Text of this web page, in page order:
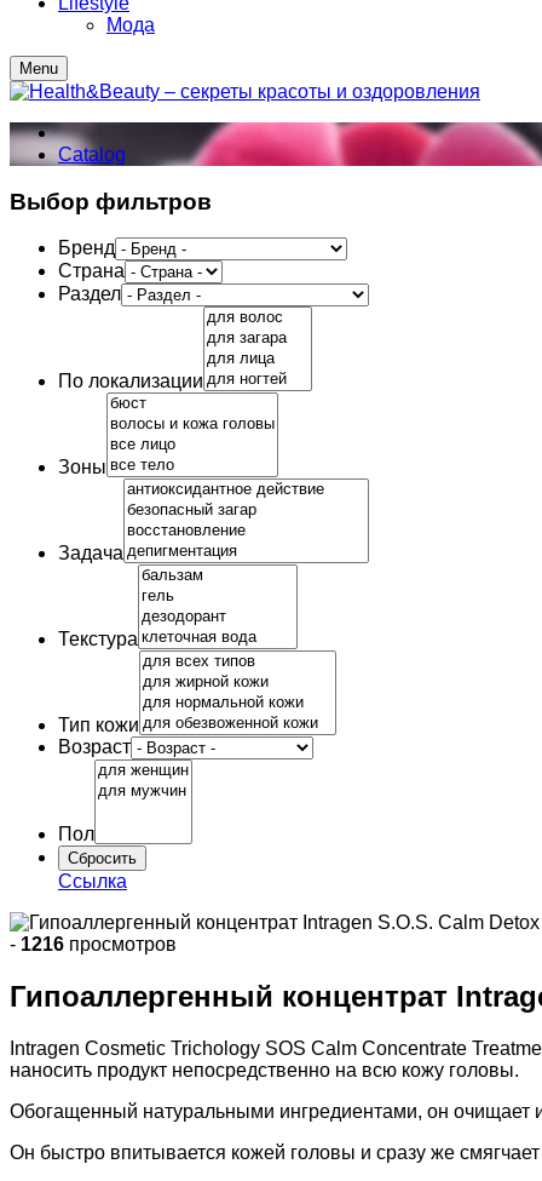
Мода
Menu
Catalog
Выбор фильтров
Бренд
Страна
Раздел
По локализации
Зоны
Задача
Текстура
Тип кожи
Возраст
Пол
Ссылка
- 1216 просмотров
Гипоаллергенный концентрат
Intragen Cosmetic Trichology SOS Calm Concentrate
наносить продукт непосредственно на всю кожу головы.
Обогащенный натуральными ингредиентами, он очищает
Он быстро впитывается кожей головы и сразу же смягчает